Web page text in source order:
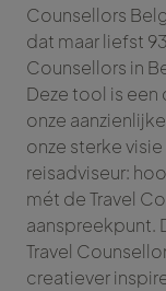
Counsellors
dat maar liefst
Counsellors in
Deze tool is een
onze
onze sterke
reisadviseur:
mét de Travel
aanspreekpunt.
Travel
creatiever